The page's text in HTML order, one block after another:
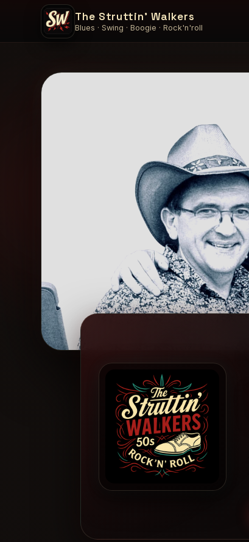
The Struttin' Walkers
Blues · Swing · Boogie · Rock'n'roll